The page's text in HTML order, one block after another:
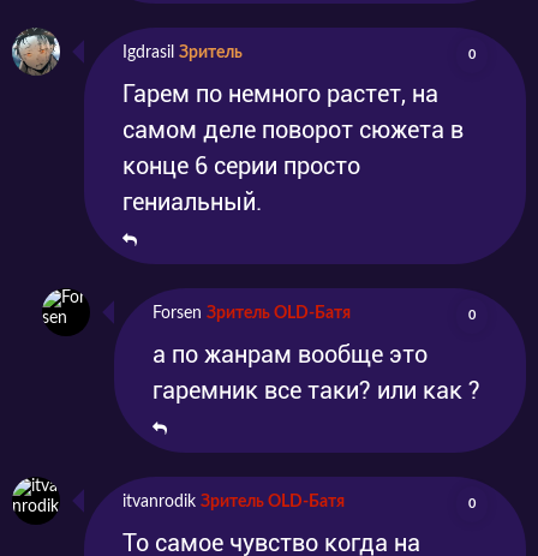
Igdrasil Зритель 0
Гарем по немного растет, на
самом деле поворот сюжета в
конце 6 серии просто
гениальный.
Forsen Зритель OLD-Батя 0
а по жанрам вообще это
гаремник все таки? или как ?
itvanrodik Зритель OLD-Батя 0
То самое чувство когда на